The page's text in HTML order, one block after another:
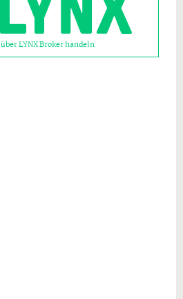
LYNX Broker handeln